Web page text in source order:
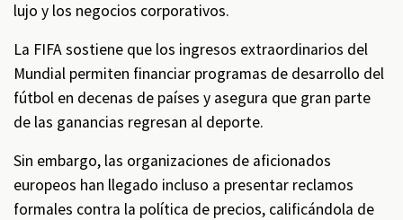
lujo y los negocios corporativos.
La FIFA sostiene que los ingresos extraordinarios del
Mundial permiten financiar programas de desarrollo del
fútbol en decenas de países y asegura que gran parte
de las ganancias regresan al deporte.
Sin embargo, las organizaciones de aficionados
europeos han llegado incluso a presentar reclamos
formales contra la política de precios, calificándola de